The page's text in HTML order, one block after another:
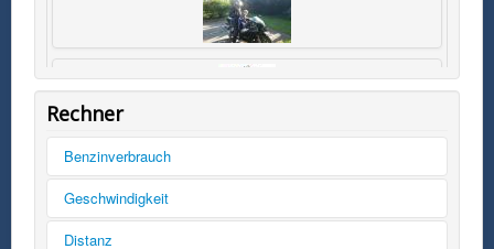
Rechner
Benzinverbrauch
Tankinhalt
Geschwindigkeit
km/h
Distanz